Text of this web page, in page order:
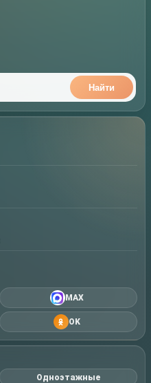
Найти
MAX
OK
Одноэтажные